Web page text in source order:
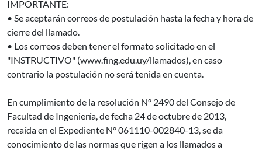
IMPORTANTE:
• Se aceptarán correos de postulación hasta la fecha y hora de
cierre del llamado.
• Los correos deben tener el formato solicitado en el
"INSTRUCTIVO" (www.fing.edu.uy/llamados), en caso
contrario la postulación no será tenida en cuenta.
En cumplimiento de la resolución Nº 2490 del Consejo de
Facultad de Ingeniería, de fecha 24 de octubre de 2013,
recaída en el Expediente Nº 061110-002840-13, se da
conocimiento de las normas que rigen a los llamados a